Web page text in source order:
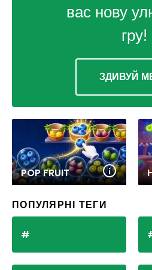
вас нову
гру!
ЗДИВУЙ
POP FRUIT
ПОПУЛЯРНІ ТЕГИ